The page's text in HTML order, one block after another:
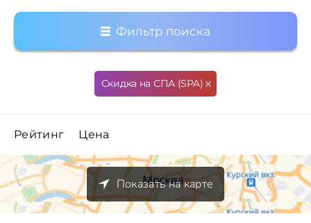
Фильтр поиска
Скидка на СПА (SPA)
Рейтинг Цена
Показать на карте